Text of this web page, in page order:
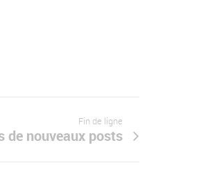
Fin de ligne
de nouveaux posts